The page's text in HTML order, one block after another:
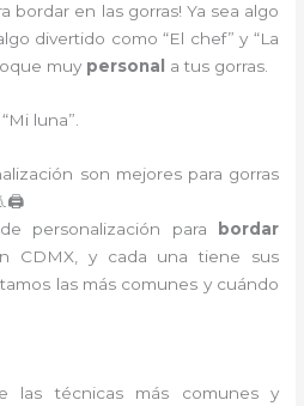
bordar en las gorras! Ya sea algo
divertido como “El chef” y “La
muy personal a tus gorras.
luna”.
son mejores para gorras
personalización para
bordar
CDMX, y cada una tiene sus
las más comunes y cuándo
las técnicas más comunes y